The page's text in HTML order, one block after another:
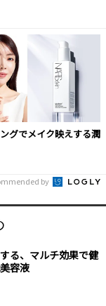
グでメイク映えする潤
by
る、マルチ効果で健
容液